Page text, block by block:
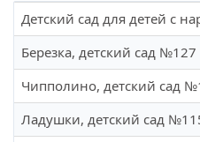
Детский сад для детей с
Березка, детский сад №127
Чипполино, детский сад
Ладушки, детский сад